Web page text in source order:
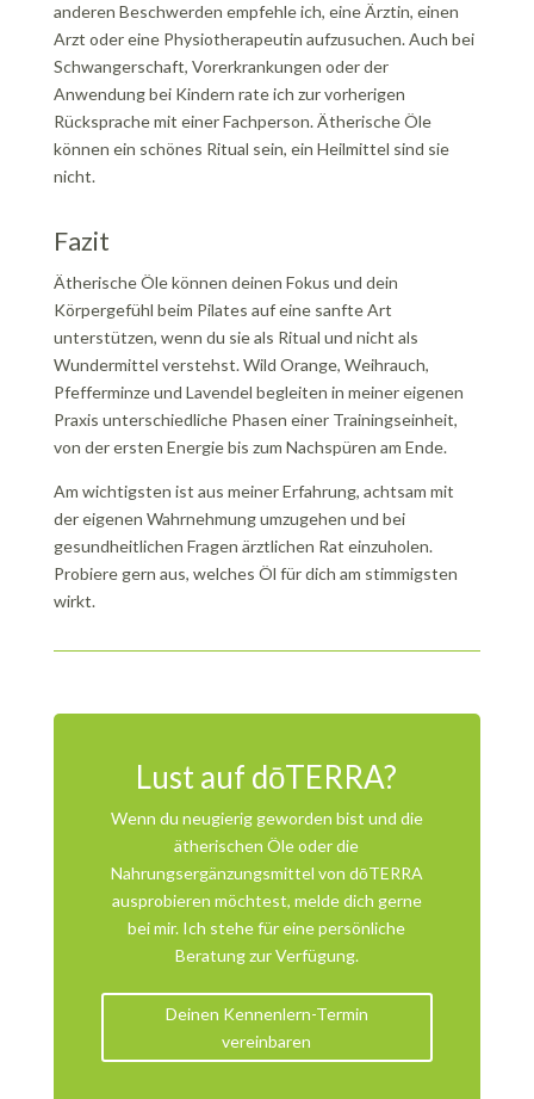
anderen Beschwerden empfehle ich, eine Ärztin, einen
Arzt oder eine Physiotherapeutin aufzusuchen. Auch bei
Schwangerschaft, Vorerkrankungen oder der
Anwendung bei Kindern rate ich zur vorherigen
Rücksprache mit einer Fachperson. Ätherische Öle
können ein schönes Ritual sein, ein Heilmittel sind sie
nicht.
Fazit
Ätherische Öle können deinen Fokus und dein
Körpergefühl beim Pilates auf eine sanfte Art
unterstützen, wenn du sie als Ritual und nicht als
Wundermittel verstehst. Wild Orange, Weihrauch,
Pfefferminze und Lavendel begleiten in meiner eigenen
Praxis unterschiedliche Phasen einer Trainingseinheit,
von der ersten Energie bis zum Nachspüren am Ende.
Am wichtigsten ist aus meiner Erfahrung, achtsam mit
der eigenen Wahrnehmung umzugehen und bei
gesundheitlichen Fragen ärztlichen Rat einzuholen.
Probiere gern aus, welches Öl für dich am stimmigsten
wirkt.
Lust auf dōTERRA?
Wenn du neugierig geworden bist und die
ätherischen Öle oder die
Nahrungsergänzungsmittel von dōTERRA
ausprobieren möchtest, melde dich gerne
bei mir. Ich stehe für eine persönliche
Beratung zur Verfügung.
Deinen Kennenlern-Termin
vereinbaren